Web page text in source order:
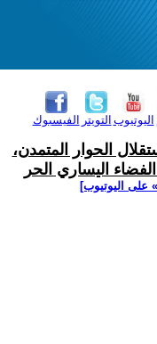
الفيسبوك التويتر اليوتيوب
الحوار المتمدن،
اليساري الحر
على اليوتيوب]